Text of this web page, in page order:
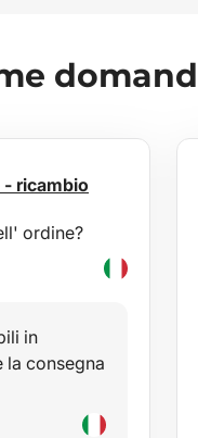
- ricambio
ordine?
in
la consegna